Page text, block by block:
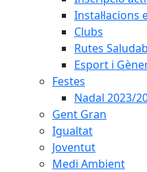
Instal·lacions
Clubs
Rutes
Esport i
Festes
Nadal 2023/
Gent Gran
Igualtat
Joventut
Medi Ambient